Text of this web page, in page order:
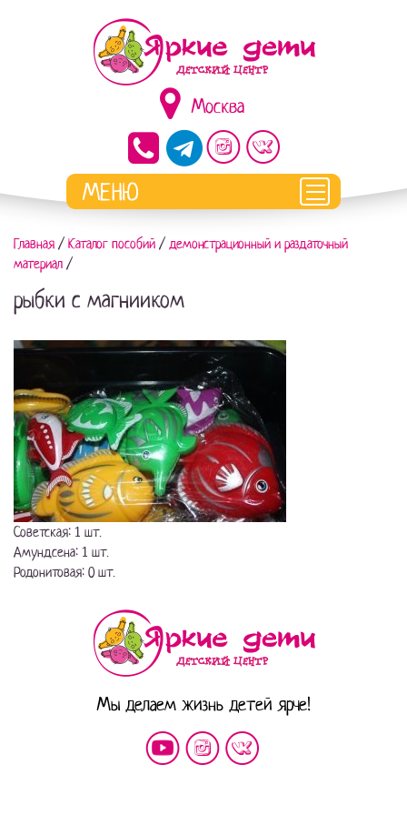
Москва
Главная / Каталог пособий / демонстрационный и раздаточный
материал /
рыбки с магнииком
Советская: 1 шт.
Амундсена: 1 шт.
Родонитовая: 0 шт.
Мы делаем жизнь детей ярче!